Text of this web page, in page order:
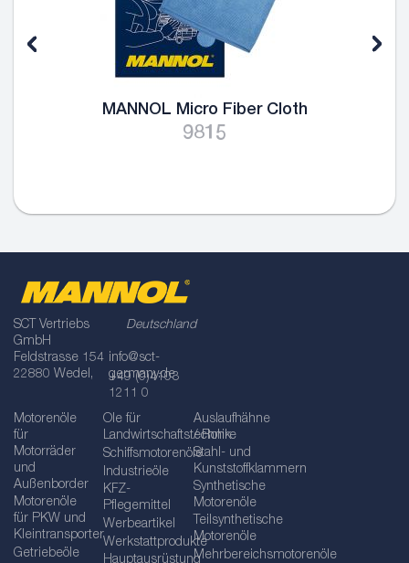
MANNOL Micro Fiber Cloth
9815
SCT Vertriebs
GmbH
Feldstrasse 154
22880 Wedel,
Deutschland
info@sct-
germany.de
+49 (0)4103
1211 0
Motorenöle
für
Motorräder
und
Außenborder
Motorenöle
für PKW und
Kleintransporter
Getriebeöle
Öle für
Landwirtschaftstechnik
Schiffsmotorenöle
Industrieöle
KFZ-
Pflegemittel
Werbeartikel
Werkstattprodukte
Hauptausrüstung
Auslaufhähne
/ Rohre
Stahl- und
Kunststoffklammern
Synthetische
Motorenöle
Teilsynthetische
Motorenöle
Mehrbereichsmotorenöle